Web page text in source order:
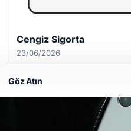
Hastaş Beton
26/05/2026
Göz Atın